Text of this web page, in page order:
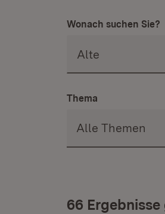
Wonach suchen Sie?
Thema
66